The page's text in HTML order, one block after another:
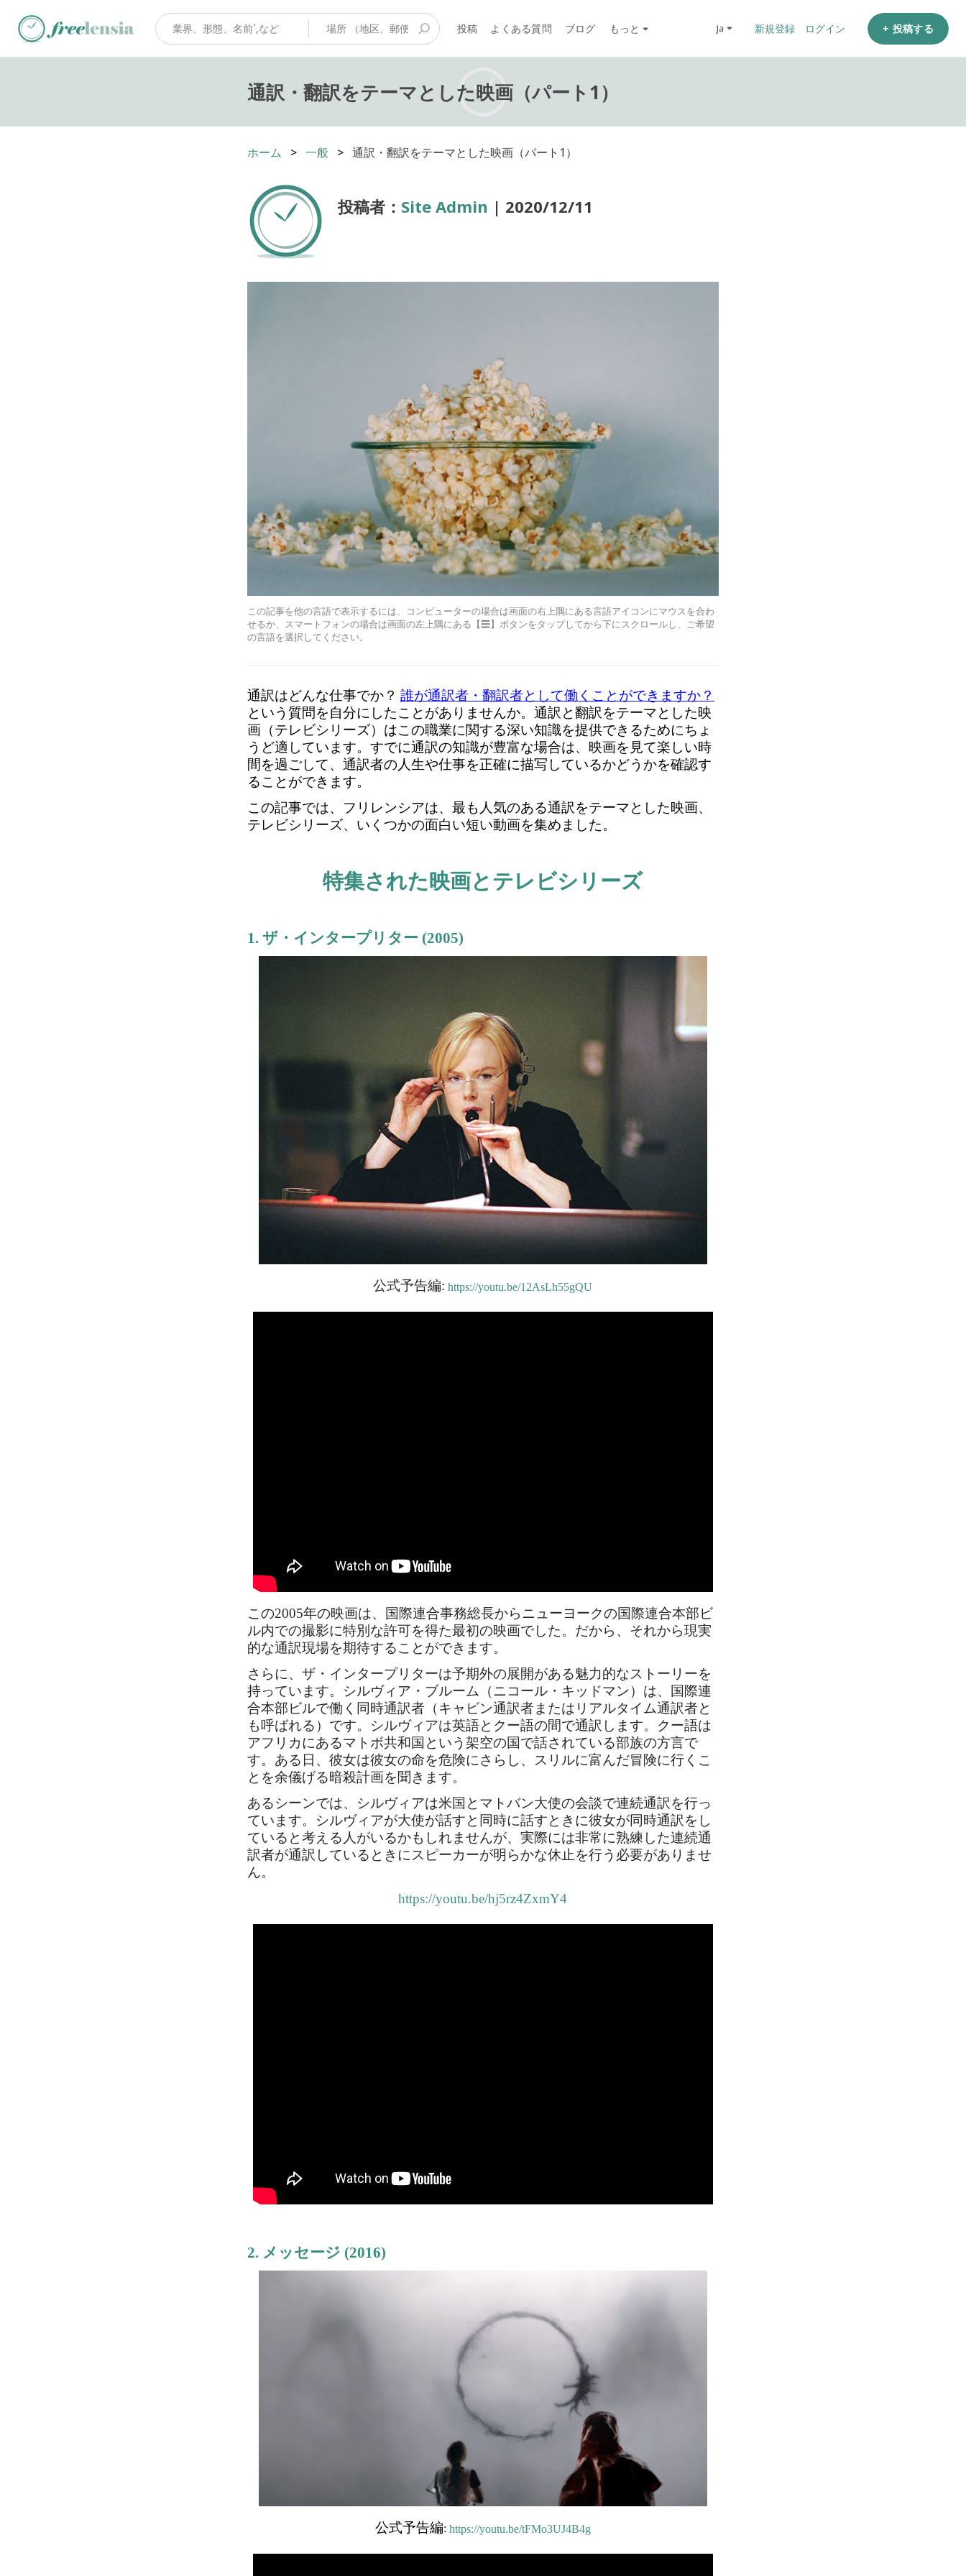
投稿 よくある質問 ブログ もっと ja 新規登録 ログイン + 投稿する
通訳・翻訳をテーマとした映画（パート1）
ホーム 一般 通訳・翻訳をテーマとした映画（パート1）
投稿者： Site Admin | 2020/12/11
この記事を他の言語で表示するには、コンピューターの場合は画面の右上隅にある言語アイコンにマウスを合わ
せるか、スマートフォンの場合は画面の左上隅にある【☰】ボタンをタップしてから下にスクロールし、ご希望
の言語を選択してください。
通訳はどんな仕事でか？ 誰が通訳者・翻訳者として働くことができますか？
という質問を自分にしたことがありませんか。通訳と翻訳をテーマとした映
画（テレビシリーズ）はこの職業に関する深い知識を提供できるためにちょ
うど適しています。すでに通訳の知識が豊富な場合は、映画を見て楽しい時
間を過ごして、通訳者の人生や仕事を正確に描写しているかどうかを確認す
ることができます。
この記事では、フリレンシアは、最も人気のある通訳をテーマとした映画、
テレビシリーズ、いくつかの面白い短い動画を集めました。
特集された映画とテレビシリーズ
1. ザ・インタープリター (2005)
公式予告編: https://youtu.be/12AsLh55gQU
この2005年の映画は、国際連合事務総長からニューヨークの国際連合本部ビ
ル内での撮影に特別な許可を得た最初の映画でした。だから、それから現実
的な通訳現場を期待することができます。
さらに、ザ・インタープリターは予期外の展開がある魅力的なストーリーを
持っています。シルヴィア・ブルーム（ニコール・キッドマン）は、国際連
合本部ビルで働く同時通訳者（キャビン通訳者またはリアルタイム通訳者と
も呼ばれる）です。シルヴィアは英語とクー語の間で通訳します。クー語は
アフリカにあるマトボ共和国という架空の国で話されている部族の方言で
す。ある日、彼女は彼女の命を危険にさらし、スリルに富んだ冒険に行くこ
とを余儀げる暗殺計画を聞きます。
あるシーンでは、シルヴィアは米国とマトバン大使の会談で連続通訳を行っ
ています。シルヴィアが大使が話すと同時に話すときに彼女が同時通訳をし
ていると考える人がいるかもしれませんが、実際には非常に熟練した連続通
訳者が通訳しているときにスピーカーが明らかな休止を行う必要がありませ
ん。
https://youtu.be/hj5rz4ZxmY4
2. メッセージ (2016)
公式予告編: https://youtu.be/tFMo3UJ4B4g